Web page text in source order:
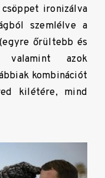
ironizálva
szemlélve a
őrültebb és
valamint azok
kombinációt
kilétére, mind